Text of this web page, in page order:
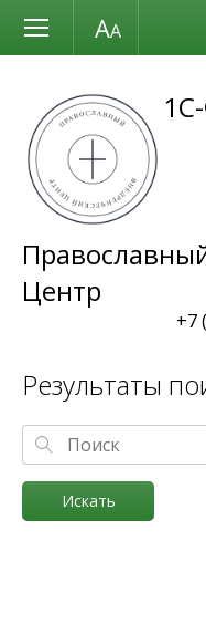
Размер шрифта
Центр
+7
Результаты
Искать